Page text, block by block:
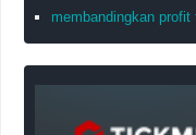
membandingkan